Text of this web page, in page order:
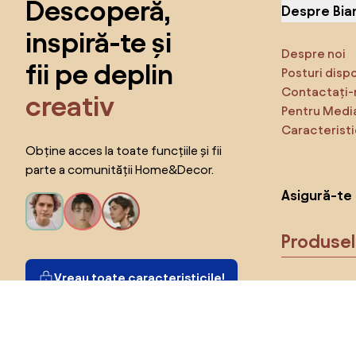
Descoperă,
inspiră-te și
fii pe deplin
creativ
Obține acces la toate funcțiile și fii
parte a comunității Home&Decor.
Vreau toate caracteristicile!
Despre
Despre noi
Posturi
Contactați-
Pentru
Asigură-te
Produse